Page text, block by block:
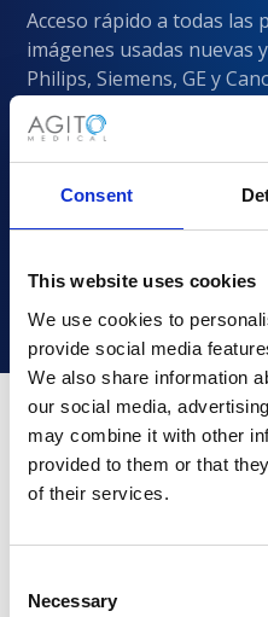
Consent
This website uses cookies
We use cookies to
provide social media
We also share information
our social media,
may combine it with other
provided to them or that
of their services.
Selection
Necessary
Acceso rápido a todas las
imágenes usadas nuevas
Philips, Siemens, GE y
¿Por qué
mercados de atención